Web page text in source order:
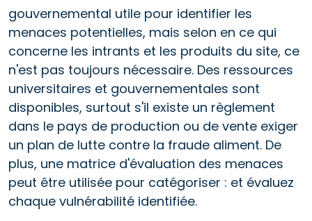
gouvernemental utile pour identifier les
menaces potentielles, mais selon en ce qui
concerne les intrants et les produits du site, ce
n'est pas toujours nécessaire. Des ressources
universitaires et gouvernementales sont
disponibles, surtout s'il existe un règlement
dans le pays de production ou de vente exiger
un plan de lutte contre la fraude aliment. De
plus, une matrice d'évaluation des menaces
peut être utilisée pour catégoriser : et évaluez
chaque vulnérabilité identifiée.